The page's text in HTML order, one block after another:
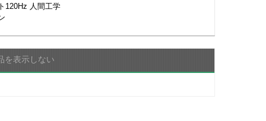
120Hz 人間工学
を表示しない